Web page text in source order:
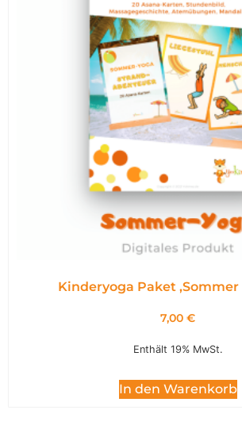
Kinderyoga Paket ,Sommer
7,00 €
Enthält 19% MwSt.
In den Warenkorb